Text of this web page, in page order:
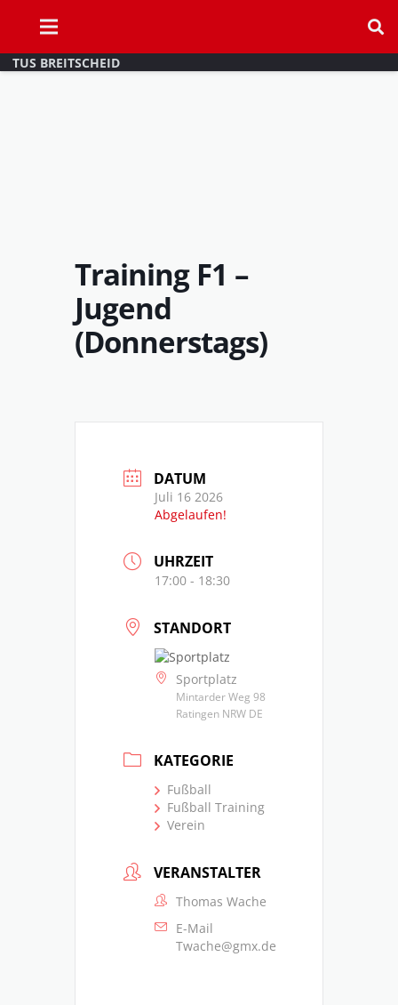
TUS BREITSCHEID
Training F1 –
Jugend
(Donnerstags)
DATUM
Juli 16 2026
Abgelaufen!
UHRZEIT
17:00 - 18:30
STANDORT
Sportplatz
Mintarder Weg 98
Ratingen NRW DE
KATEGORIE
Fußball
Fußball Training
Verein
VERANSTALTER
Thomas Wache
E-Mail
Twache@gmx.de